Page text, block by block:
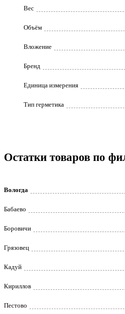
Вес
Объём
Вложение
Бренд
Единица измерения
Тип герметика
Остатки товаров по
Вологда
Бабаево
Боровичи
Грязовец
Кадуй
Кириллов
Пестово